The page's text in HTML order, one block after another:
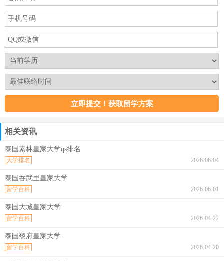
相关资讯
泰国素林皇家大学qs排名
2026-06-04
大学排名
泰国吞武里皇家大学
2026-06-01
留学百科
泰国大城皇家大学
2026-04-22
留学百科
泰国黎府皇家大学
2026-04-20
留学百科